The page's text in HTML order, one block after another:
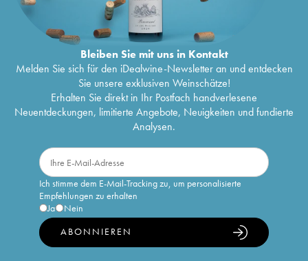
Bleiben Sie mit uns in Kontakt
Melden Sie sich für den iDealwine-Newsletter an und entdecken
Sie unsere exklusiven Weinschätze!
Erhalten Sie direkt in Ihr Postfach handverlesene
Neuentdeckungen, limitierte Angebote, Neuigkeiten und fundierte
Analysen.
Ich stimme dem E-Mail-Tracking zu, um personalisierte
Empfehlungen zu erhalten
Ja
Nein
ABONNIEREN